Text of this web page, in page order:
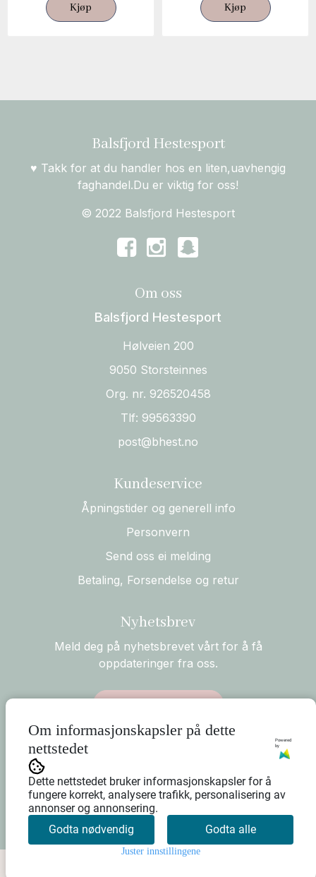
Kjøp Kjøp
Balsfjord Hestesport
♥ Takk for at du handler hos en liten,uavhengig
faghandel.Du er viktig for oss!
© 2022 Balsfjord Hestesport
Om oss
Balsfjord Hestesport
Hølveien 200
9050 Storsteinnes
Org. nr. 926520458
Tlf: 99563390
post@bhest.no
Kundeservice
Åpningstider og generell info
Personvern
Send oss ei melding
Betaling, Forsendelse og retur
Nyhetsbrev
Meld deg på nyhetsbrevet vårt for å få
oppdateringer fra oss.
Om informasjonskapsler på dette
nettstedet
Powered
by
Dette nettstedet bruker informasjonskapsler for å
fungere korrekt, analysere trafikk, personalisering av
annonser og annonsering.
Godta nødvendig
Godta alle
Juster innstillingene